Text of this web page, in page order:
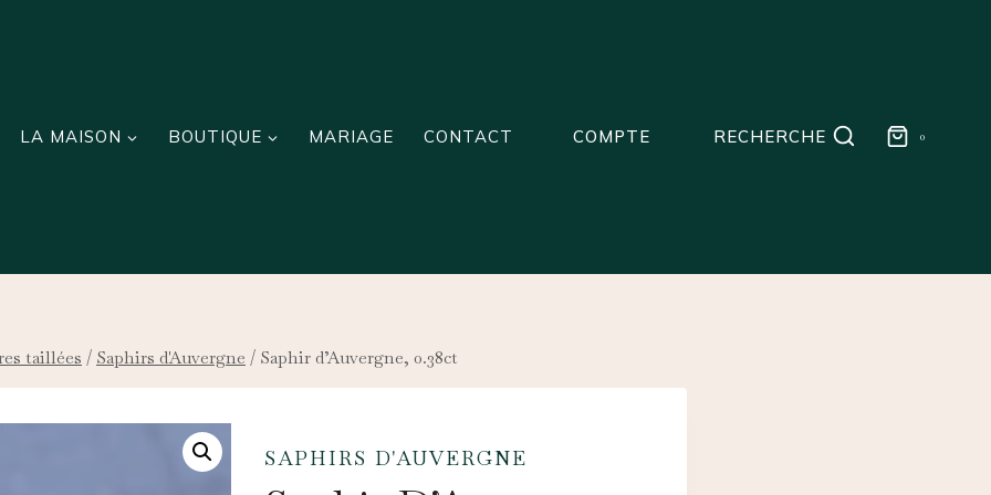
LA MAISON BOUTIQUE MARIAGE CONTACT COMPTE RECHERCHE 0
taillées / Saphirs d'Auvergne / Saphir d’Auvergne, 0.38ct
SAPHIRS D'AUVERGNE